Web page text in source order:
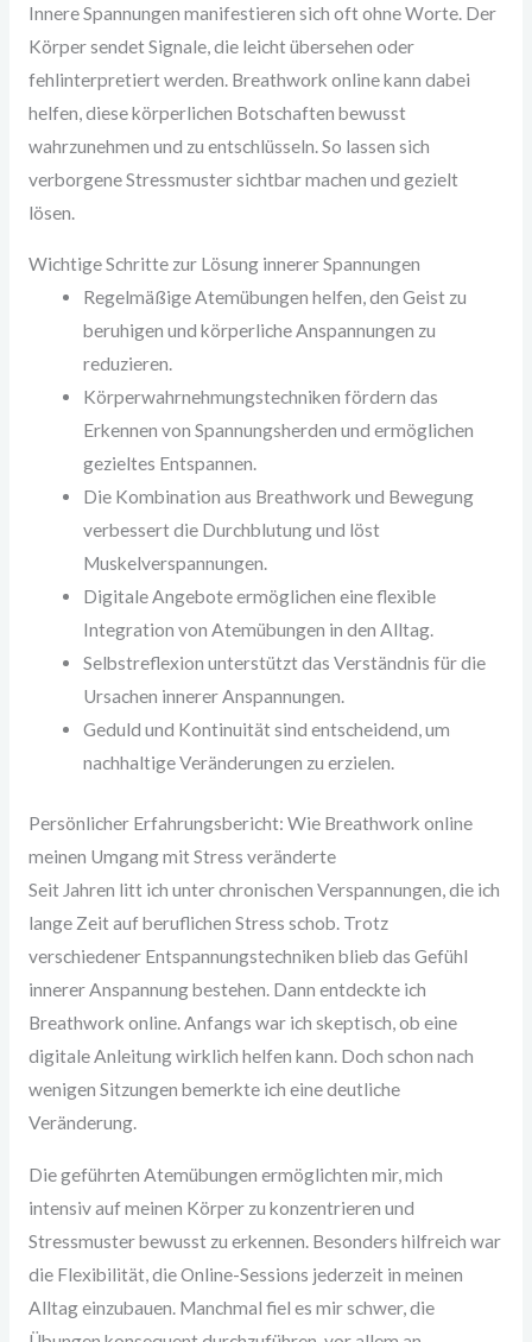
Innere Spannungen manifestieren sich oft ohne Worte. Der
Körper sendet Signale, die leicht übersehen oder
fehlinterpretiert werden. Breathwork online kann dabei
helfen, diese körperlichen Botschaften bewusst
wahrzunehmen und zu entschlüsseln. So lassen sich
verborgene Stressmuster sichtbar machen und gezielt
lösen.
Wichtige Schritte zur Lösung innerer Spannungen
Regelmäßige Atemübungen helfen, den Geist zu
beruhigen und körperliche Anspannungen zu
reduzieren.
Körperwahrnehmungstechniken fördern das
Erkennen von Spannungsherden und ermöglichen
gezieltes Entspannen.
Die Kombination aus Breathwork und Bewegung
verbessert die Durchblutung und löst
Muskelverspannungen.
Digitale Angebote ermöglichen eine flexible
Integration von Atemübungen in den Alltag.
Selbstreflexion unterstützt das Verständnis für die
Ursachen innerer Anspannungen.
Geduld und Kontinuität sind entscheidend, um
nachhaltige Veränderungen zu erzielen.
Persönlicher Erfahrungsbericht: Wie Breathwork online
meinen Umgang mit Stress veränderte
Seit Jahren litt ich unter chronischen Verspannungen, die ich
lange Zeit auf beruflichen Stress schob. Trotz
verschiedener Entspannungstechniken blieb das Gefühl
innerer Anspannung bestehen. Dann entdeckte ich
Breathwork online. Anfangs war ich skeptisch, ob eine
digitale Anleitung wirklich helfen kann. Doch schon nach
wenigen Sitzungen bemerkte ich eine deutliche
Veränderung.
Die geführten Atemübungen ermöglichten mir, mich
intensiv auf meinen Körper zu konzentrieren und
Stressmuster bewusst zu erkennen. Besonders hilfreich war
die Flexibilität, die Online-Sessions jederzeit in meinen
Alltag einzubauen. Manchmal fiel es mir schwer, die